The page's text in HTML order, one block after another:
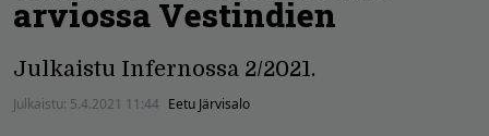
arviossa Vestindien
Julkaistu Infernossa 2/2021.
Julkaistu: 5.4.2021 11:44 Eetu Järvisalo